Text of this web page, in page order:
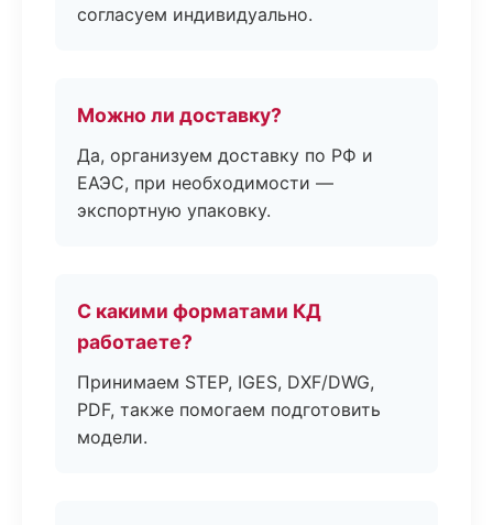
согласуем индивидуально.
Можно ли доставку?
Да, организуем доставку по РФ и
ЕАЭС, при необходимости —
экспортную упаковку.
С какими форматами КД
работаете?
Принимаем STEP, IGES, DXF/DWG,
PDF, также помогаем подготовить
модели.